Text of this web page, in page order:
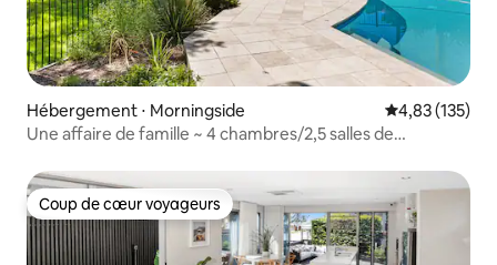
Hébergement ⋅ Morningside Évaluation
4,83 (135)
Une affaire de famille ~ 4 chambres/2,5 salles de
Coup de cœur voyageurs
Coup de cœur voyageurs